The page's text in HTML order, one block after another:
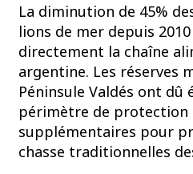
La diminution de 45%
lions de mer depuis
directement la chaîne
argentine. Les réserves
Péninsule Valdés ont dû
périmètre de protection
supplémentaires pour
chasse traditionnelles